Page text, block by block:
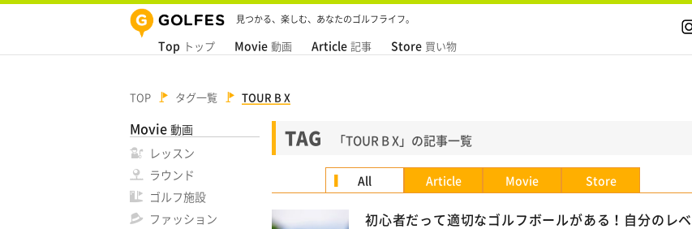
見つかる、楽しむ、あなたのゴルフライフ。
Top トップ Movie 動画 Article 記事 Store 買い物
TOP タグ一覧 TOUR B X
Movie 動画
レッスン
ラウンド
ゴルフ施設
ファッション
TAG 「TOUR B X」の記事一覧
All Article Movie Store
初心者だって適切なゴルフボールがある！自分のレベ